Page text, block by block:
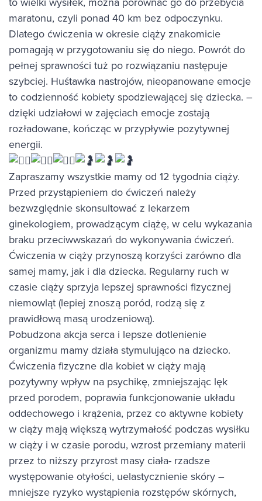
maratonu, czyli ponad 40 km bez odpoczynku.
Dlatego ćwiczenia w okresie ciąży znakomicie
pomagają w przygotowaniu się do niego. Powrót do
pełnej sprawności tuż po rozwiązaniu następuje
szybciej. Huśtawka nastrojów, nieopanowane emocje
to codzienność kobiety spodziewającej się dziecka. –
dzięki udziałowi w zajęciach emocje zostają
rozładowane, kończąc w przypływie pozytywnej
energii.
Zapraszamy wszystkie mamy od 12 tygodnia ciąży.
Przed przystąpieniem do ćwiczeń należy
bezwzględnie skonsultować z lekarzem
ginekologiem, prowadzącym ciążę, w celu wykazania
braku przeciwwskazań do wykonywania ćwiczeń.
Ćwiczenia w ciąży przynoszą korzyści zarówno dla
samej mamy, jak i dla dziecka. Regularny ruch w
czasie ciąży sprzyja lepszej sprawności fizycznej
niemowląt (lepiej znoszą poród, rodzą się z
prawidłową masą urodzeniową).
Pobudzona akcja serca i lepsze dotlenienie
organizmu mamy działa stymulująco na dziecko.
Ćwiczenia fizyczne dla kobiet w ciąży mają
pozytywny wpływ na psychikę, zmniejszając lęk
przed porodem, poprawia funkcjonowanie układu
oddechowego i krążenia, przez co aktywne kobiety
w ciąży mają większą wytrzymałość podczas wysiłku
w ciąży i w czasie porodu, wzrost przemiany materii
przez to niższy przyrost masy ciała- rzadsze
występowanie otyłości, uelastycznienie skóry –
mniejsze ryzyko wystąpienia rozstępów skórnych,